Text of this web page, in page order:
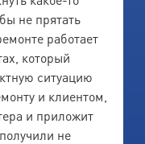
не прятать
работает
который
ситуацию
и клиентом,
и приложит
не